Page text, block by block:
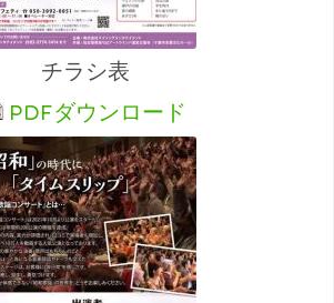
チラシ表
PDFダウンロード